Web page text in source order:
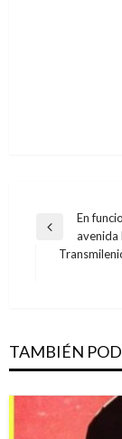
Entrada
anterior
En
avenida
TAMBIÉN